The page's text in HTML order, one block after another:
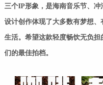
三个IP形象，是海南音乐节、
设计创作体现了大多数有梦想
生活。希望这款轻度畅饮无负
们的最佳拍档。